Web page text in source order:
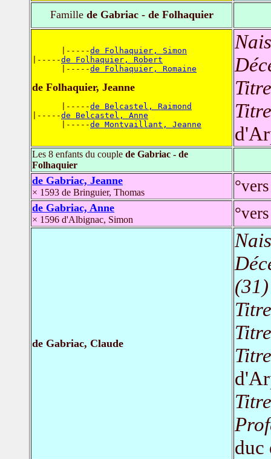
Famillede Gabriac - de Folhaquier
      |-----
de Folhaquier, Simon
|-----de Folhaquier, Robert
      |-----
de Folhaquier, Romaine
de Folhaquier, Jeanne
      |-----
de Belcastel, Raimond
|-----de Belcastel, Anne
      |-----
de Montvaillant, Jeanne
Les 8 enfants du couple de Gabriac - de
Folhaquier
de Gabriac, Jeanne
× 1593 de Bringuier, Thomas
de Gabriac, Anne
× 1596 d'Albignac, Simon
de Gabriac, Claude
(31)
duc